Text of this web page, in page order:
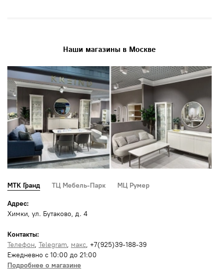
Наши магазины в Москве
МТК Гранд ТЦ Мебель-Парк МЦ Румер
Адрес:
Химки, ул. Бутаково, д. 4
Контакты:
Телефон, Telegram, макс, +7(925)39-188-39
Ежедневно с 10:00 до 21:00
Подробнее о магазине